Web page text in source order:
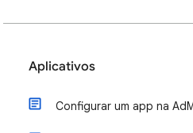
Aplicativos
Configurar um app na